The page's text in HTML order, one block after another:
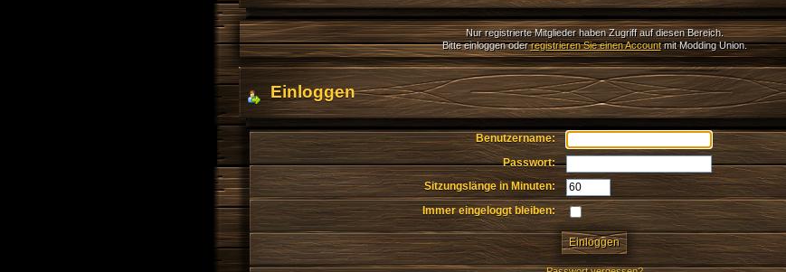
Nur registrierte Mitglieder haben Zugriff auf diesen Bereich.
Bitte einloggen oderregistrieren Sie einen Accountmit Modding Union.
Einloggen
Benutzername:
Passwort:
Sitzungslänge in Minuten:
Immer eingeloggt bleiben: